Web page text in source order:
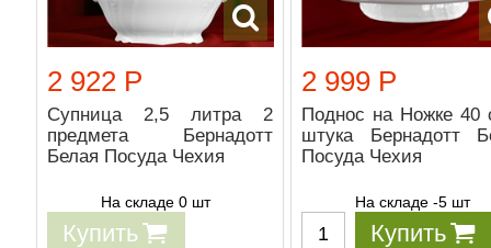
2 922 Р
Супница 2,5 литра 2
предмета Бернадотт
Белая Посуда Чехия
На складе 0 шт
Купить
2 999 Р
Поднос на Ножке 40
штука Бернадотт
Посуда Чехия
На складе -5 шт
Купить